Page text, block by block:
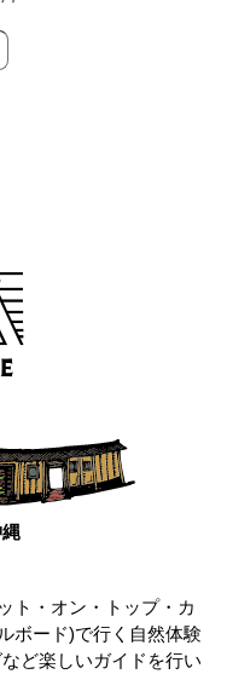
ト・オン・トップ・カ
ボード)で行く自然体験
ど楽しいガイドを行い